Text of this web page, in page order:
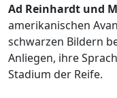
Ad Reinhardt und
amerikanischen
schwarzen Bildern
Anliegen, ihre
Stadium der Reife.